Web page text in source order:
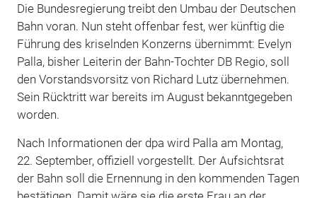
Die Bundesregierung treibt den Umbau der Deutschen
Bahn voran. Nun steht offenbar fest, wer künftig die
Führung des kriselnden Konzerns übernimmt: Evelyn
Palla, bisher Leiterin der Bahn-Tochter DB Regio, soll
den Vorstandsvorsitz von Richard Lutz übernehmen.
Sein Rücktritt war bereits im August bekanntgegeben
worden.
Nach Informationen der dpa wird Palla am Montag,
22. September, offiziell vorgestellt. Der Aufsichtsrat
der Bahn soll die Ernennung in den kommenden Tagen